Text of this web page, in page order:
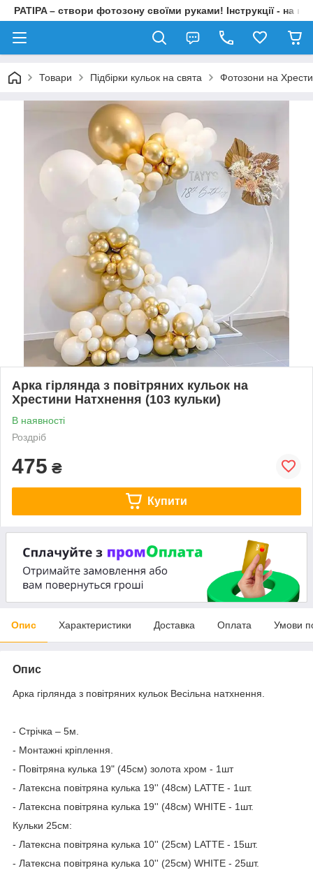
PATIPA – створи фотозону своїми руками! Інструкції - на
Товари Підбірки кульок на свята Фотозони на
Арка гірлянда з повітряних кульок на
Хрестини Натхнення (103 кульки)
В наявності
Роздріб
475 ₴
Купити
Опис Характеристики Доставка Оплата Умови
Опис
Арка гірлянда з повітряних кульок Весільна натхнення.
- Стрічка – 5м.
- Монтажні кріплення.
- Повітряна кулька 19" (45см) золота хром - 1шт
- Латексна повітряна кулька 19'' (48см) LATTE - 1шт.
- Латексна повітряна кулька 19'' (48см) WHITE - 1шт.
Кульки 25см:
- Латексна повітряна кулька 10'' (25см) LATTE - 15шт.
- Латексна повітряна кулька 10'' (25см) WHITE - 25шт.